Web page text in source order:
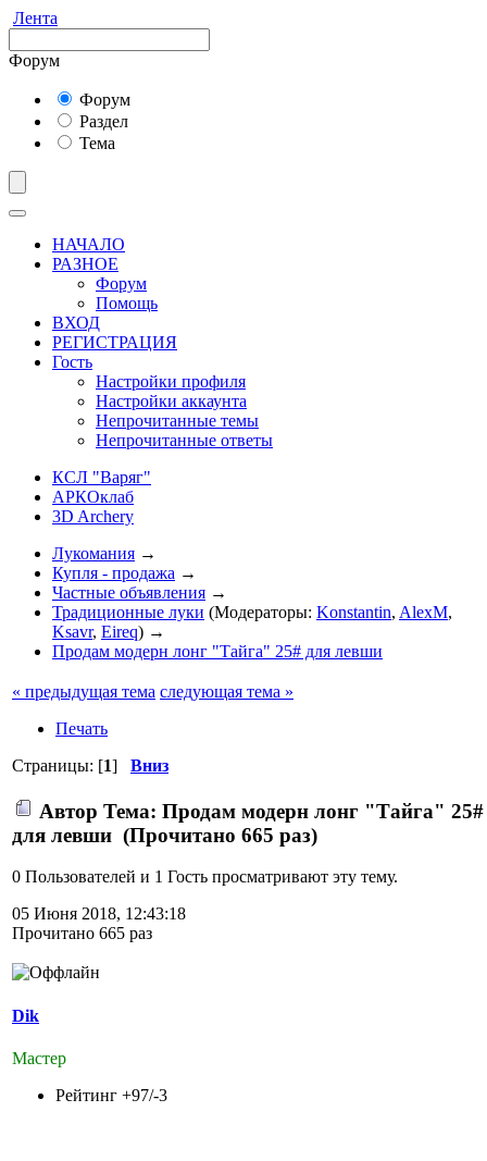
Лента
Форум
Форум
Раздел
Тема
НАЧАЛО
РАЗНОЕ
Форум
Помощь
ВХОД
РЕГИСТРАЦИЯ
Гость
Настройки профиля
Настройки аккаунта
Непрочитанные темы
Непрочитанные ответы
КСЛ "Варяг"
АРКОклаб
3D Archery
Лукомания →
Купля - продажа →
Частные объявления →
Традиционные луки (Модераторы: Konstantin, AlexM,
Ksavr, Eireq) →
Продам модерн лонг "Тайга" 25# для левши
« предыдущая тема следующая тема »
Печать
Страницы: [1] Вниз
Автор Тема: Продам модерн лонг "Тайга" 25#
для левши (Прочитано 665 раз)
0 Пользователей и 1 Гость просматривают эту тему.
05 Июня 2018, 12:43:18
Прочитано 665 раз
Dik
Мастер
Рейтинг +97/-3